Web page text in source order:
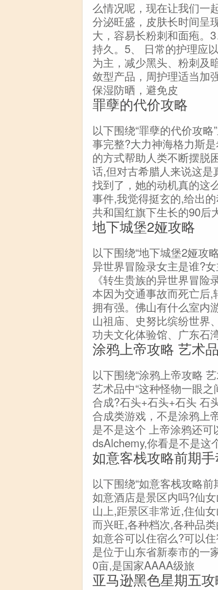
么情况呢，现在让我们一
分泌旺盛，皮肤长时间呈
大，容易长粉刺和面疱。
持久。5、 日常的护理应
为主，减少黑头、粉刺及
敛型产品，周护理适当加
保湿防晒，避免皮
罪孽的代价攻略
以下围绕“罪孽的代价攻
事完整?大力神海格力斯
的方式帮助人类不断摆脱
话,但对古希腊人来说这
找到了，她的动机真的这
事件,我觉得挺玄的,给出
共和国红旗下生长的90后
地下城堡2娅攻略
以下围绕“地下城堡2娅攻
异世界冒险录女主是谁?
《转生贵族的异世界冒
本因为交通事故而死亡后
拥有强。佛山有什么室内
山祖庙、史努比缤纷世界
功夫文化体验馆、广东石
涂鸦上帝攻略 艺术
以下围绕“涂鸦上帝攻略
艺术品中“这种怪物一眼
合成?石头+石头+石头 石
合成类游戏，不是涂鸦上
是不是这个 上帝涂鸦还
dsAlchemy,你看是不是这
如意客栈攻略前期
以下围绕“如意客栈攻略
如意酒店是景区内吗?仙
山上,距景区非常近,住仙
而兴旺,各种档次,各种品
如意谷可以住宿么?可以
是位于山东省新泰市的一
0亩,是国家AAAA级旅
亚马逊黑色星期五